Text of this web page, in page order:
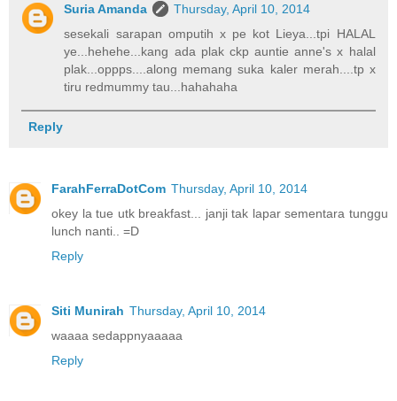
Suria Amanda
Thursday, April 10, 2014
sesekali sarapan omputih x pe kot Lieya...tpi HALAL
ye...hehehe...kang ada plak ckp auntie anne's x halal
plak...oppps....along memang suka kaler merah....tp x
tiru redmummy tau...hahahaha
Reply
FarahFerraDotCom Thursday, April 10, 2014
okey la tue utk breakfast... janji tak lapar sementara tunggu
lunch nanti.. =D
Reply
Siti Munirah Thursday, April 10, 2014
waaaa sedappnyaaaaa
Reply